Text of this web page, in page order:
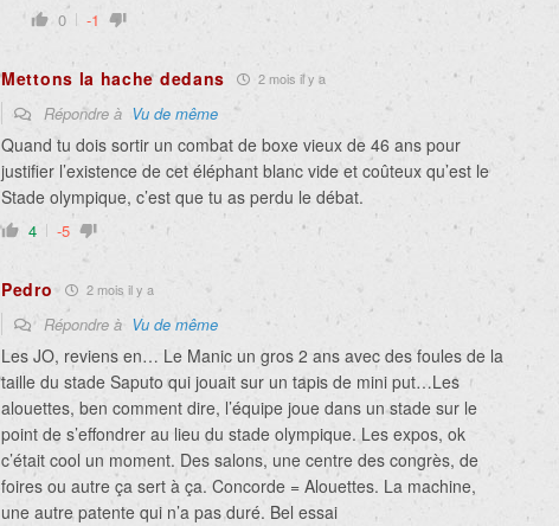
0 -1
Mettons la hache dedans 2 mois il y a
Répondre à Vu de même
Quand tu dois sortir un combat de boxe vieux de 46 ans pour
justifier l’existence de cet éléphant blanc vide et coûteux qu’est le
Stade olympique, c’est que tu as perdu le débat.
4 -5
Pedro 2 mois il y a
Répondre à Vu de même
Les JO, reviens en… Le Manic un gros 2 ans avec des foules de la
taille du stade Saputo qui jouait sur un tapis de mini put…Les
alouettes, ben comment dire, l’équipe joue dans un stade sur le
point de s’effondrer au lieu du stade olympique. Les expos, ok
c’était cool un moment. Des salons, une centre des congrès, de
foires ou autre ça sert à ça. Concorde = Alouettes. La machine,
une autre patente qui n’a pas duré. Bel essai